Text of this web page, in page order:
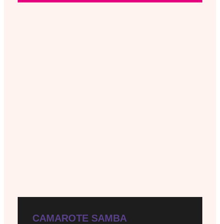
CAMAROTE SAMBA